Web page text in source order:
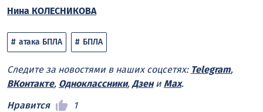
Нина КОЛЕСНИКОВА
атака БПЛА БПЛА
Следите за новостями в наших соцсетях: Telegram,
ВКонтакте, Одноклассники, Дзени Max.
Нравится
1